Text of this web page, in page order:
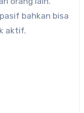
bahkan bisa
aktif.